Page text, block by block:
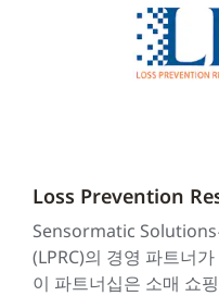
Loss Prevention
Sensormatic Solutions
(LPRC)의 경영 파트너
이 파트너십은 소매 쇼